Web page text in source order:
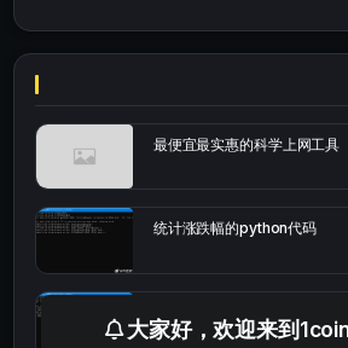
最便宜最实惠的科学上网工具
统计涨跌幅的python代码
大家好，欢迎来到